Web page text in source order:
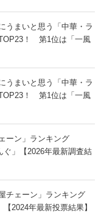
うまいと思う「中華・ラ
！ 第1位は「一風
うまいと思う「中華・ラ
！ 第1位は「一風
ーン」ランキング
」【2026年最新調査結
チェーン」ランキング
2024年最新投票結果】